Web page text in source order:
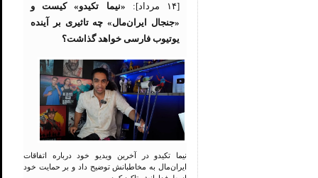
[۱۴ مرداد]:
«نیما تکیدو» کیست و
«جنجال ایران‌مال» چه تاثیری بر آینده
یوتیوب فارسی خواهد گذاشت؟
نیما تکیدو در آخرین ویدیو خود درباره اتفاقات
ایران‌مال به مخاطبانش توضیح داد و بر حمایت خود